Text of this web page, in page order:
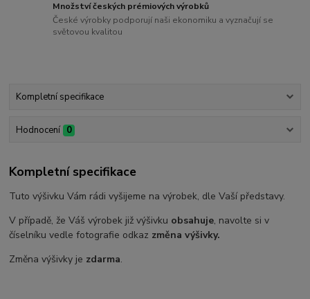
Množství českých prémiových výrobků
České výrobky podporují naši ekonomiku a vyznačují se
světovou kvalitou
Kompletní specifikace
Hodnocení 0
Kompletní specifikace
Tuto výšivku Vám rádi vyšijeme na výrobek, dle Vaší představy.
V případě, že Váš výrobek již výšivku obsahuje, navolte si v
číselníku vedle fotografie odkaz změna výšivky.
Změna výšivky je zdarma.